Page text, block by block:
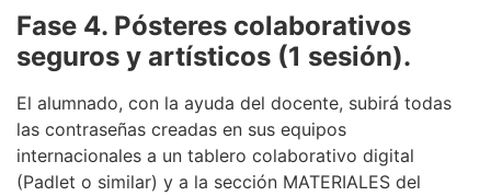
Fase 4. Pósteres colaborativos
seguros y artísticos (1 sesión).
El alumnado, con la ayuda del docente, subirá todas
las contraseñas creadas en sus equipos
internacionales a un tablero colaborativo digital
(Padlet o similar) y a la sección MATERIALES del